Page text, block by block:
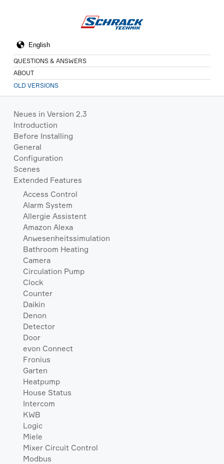
QUESTIONS & ANSWERS
ABOUT
OLD VERSIONS
Neues in Version 2.3
Introduction
Before Installing
General
Configuration
Scenes
Extended Features
Access Control
Alarm System
Allergie Assistent
Amazon Alexa
Anwesenheitssimulation
Bathroom Heating
Camera
Circulation Pump
Clock
Counter
Daikin
Denon
Detector
Door
evon Connect
Fronius
Garten
Heatpump
House Status
Intercom
KWB
Logic
Miele
Mixer Circuit Control
Modbus